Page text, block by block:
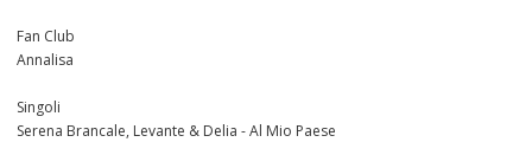
Fan Club
Annalisa
Singoli
Serena Brancale, Levante & Delia - Al Mio Paese